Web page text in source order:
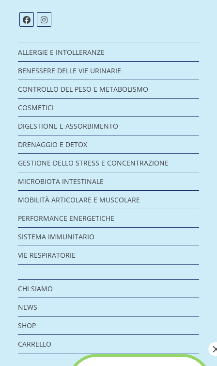
ALLERGIE E INTOLLERANZE
BENESSERE DELLE VIE URINARIE
CONTROLLO DEL PESO E METABOLISMO
COSMETICI
DIGESTIONE E ASSORBIMENTO
DRENAGGIO E DETOX
GESTIONE DELLO STRESS E CONCENTRAZIONE
MICROBIOTA INTESTINALE
MOBILITÀ ARTICOLARE E MUSCOLARE
PERFORMANCE ENERGETICHE
SISTEMA IMMUNITARIO
VIE RESPIRATORIE
CHI SIAMO
NEWS
SHOP
CARRELLO